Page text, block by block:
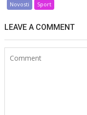
Novosti Sport
LEAVE A COMMENT